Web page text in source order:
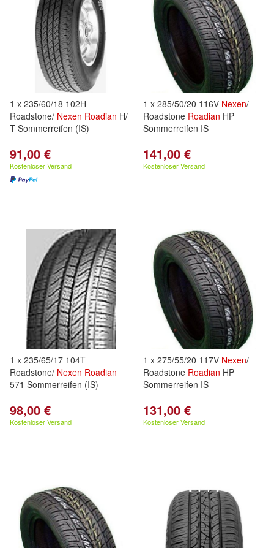
1 x 235/60/18 102H
Roadstone/ Nexen Roadian H/
T Sommerreifen (IS)
91,00 €
Kostenloser Versand
1 x 285/50/20 116V Nexen/
Roadstone Roadian HP
Sommerreifen IS
141,00 €
Kostenloser Versand
1 x 235/65/17 104T
Roadstone/ Nexen Roadian
571 Sommerreifen (IS)
98,00 €
Kostenloser Versand
1 x 275/55/20 117V Nexen/
Roadstone Roadian HP
Sommerreifen IS
131,00 €
Kostenloser Versand